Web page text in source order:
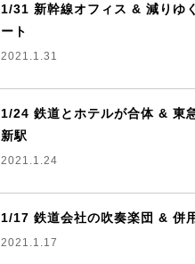
1/31 新幹線オフィス & 減りゆ
ート
2021.1.31
1/24 鉄道とホテルが合体 & 東
新駅
2021.1.24
1/17 鉄道会社の吹奏楽団 & 併
2021.1.17